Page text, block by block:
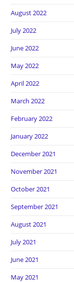
August 2022
July 2022
June 2022
May 2022
April 2022
March 2022
February 2022
January 2022
December 2021
November 2021
October 2021
September 2021
August 2021
July 2021
June 2021
May 2021